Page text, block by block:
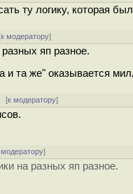
ту логику, которая
к модератору]
яп разное.
и та же" оказывается
[к модератору]
модератору]
на разных яп разное.